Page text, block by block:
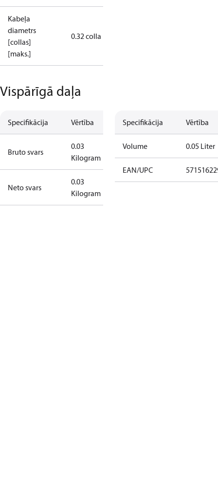
Kabeļa
diametrs
[collas]
[maks.]
0.32 colla
Vispārīgā daļa
Specifikācija Vērtība
Bruto svars
0.03
Kilogram
Neto svars
0.03
Kilogram
Specifikācija Vērtība
Volume 0.05 Liter
EAN/UPC